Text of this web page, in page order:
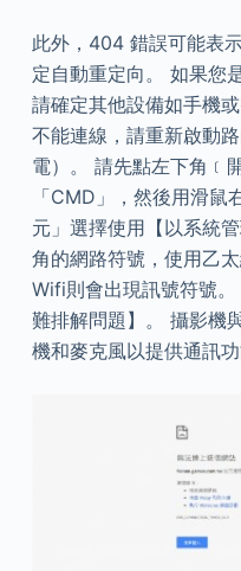
此外，404 錯誤可能表
定自動重定向。 如果您
請確定其他設備如手機
不能連線，請重新啟動
電）。 請先點左下角﹝
「CMD」，然後用滑
元」選擇使用【以系統
角的網路符號，使用乙
Wifi則會出現訊號符號
難排解問題】。 攝影機
機和麥克風以提供通訊